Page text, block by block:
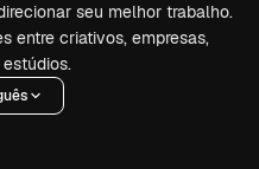
seu melhor trabalho.
entre criativos, empresas,